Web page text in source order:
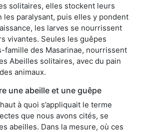
solitaires, elles stockent leurs
les paralysant, puis elles y pondent
les larves se nourrissent
vivantes. Seules les guêpes
famille des Masarinae, nourrissent
Abeilles solitaires, avec du pain
animaux.
une abeille et une guêpe
à quoi s’appliquait le terme
que nous avons cités, se
abeilles. Dans la mesure, où ces